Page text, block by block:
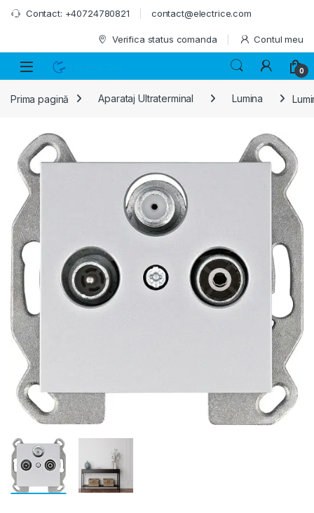
Skip to navigation
Skip to content
Contact: +40724780821 contact@electrice.com
Verifica status comanda Contul meu
0
Prima pagină Aparataj Ultraterminal Lumina